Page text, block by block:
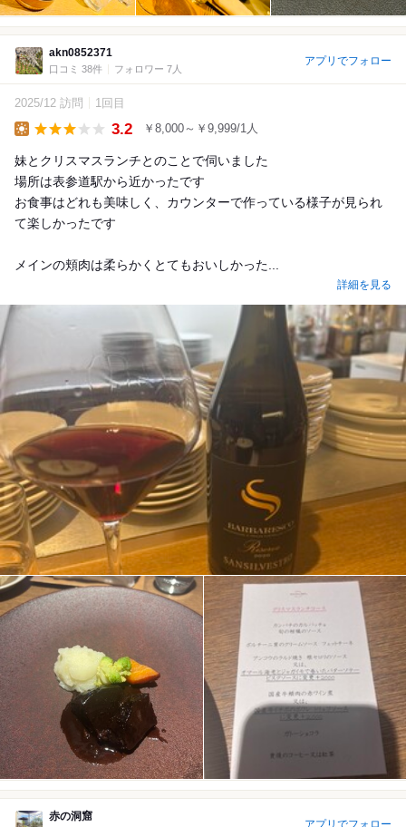
akn0852371
口コミ 38件 フォロワー 7人
アプリでフォロー
2025/12 訪問 1回目
3.2 ￥8,000～￥9,999/1人
妹とクリスマスランチとのことで伺いました
場所は表参道駅から近かったです
お食事はどれも美味しく、カウンターで作っている様子が見られ
て楽しかったです
メインの頬肉は柔らかくとてもおいしかった...
詳細を見る
赤の洞窟
アプリでフォロー